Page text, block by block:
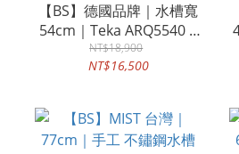
【BS】德國品牌｜水槽寬
54cm｜Teka ARQ5540 +
Hansgrohe 龍頭
71832000｜促銷組合
NT$18,900
NT$16,500